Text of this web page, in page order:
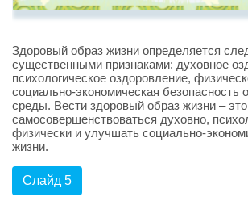
Здоровый образ жизни определяется
существенными признаками: духовное
психологическое оздоровление,
социально-экономическая безопасность
среды. Вести здоровый образ жизни – это
самосовершенствоваться духовно,
физически и улучшать социально-
жизни.
Слайд 5